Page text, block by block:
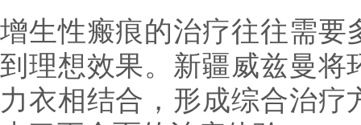
增生性瘢痕的治疗往往需要
到理想效果。新疆威兹曼
力衣相结合，形成综合治